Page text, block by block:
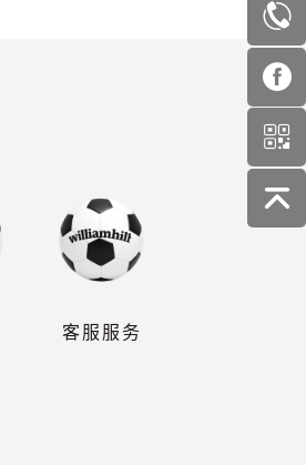
客服服务